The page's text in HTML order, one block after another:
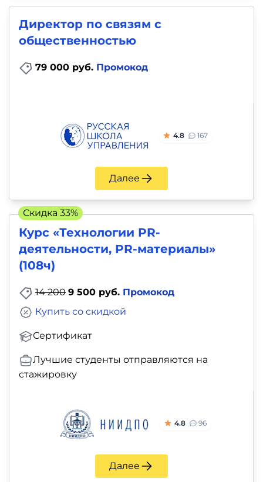
Директор по связям с
общественностью
79 000 руб. Промокод
4.8 167
Далее
Курс «Технологии PR-
деятельности, PR-материалы»
(108ч)
14 200 9 500 руб. Промокод
Сертификат
Купить со скидкой
Лучшие студенты отправляются на
стажировку
4.8 96
Далее
Скидка 33%